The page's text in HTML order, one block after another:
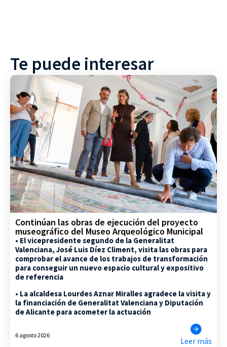
Te puede interesar
Continúan las obras de ejecución del proyecto
museográfico del Museo Arqueológico Municipal
• El vicepresidente segundo de la Generalitat
Valenciana, José Luis Díez Climent, visita las obras para
comprobar el avance de los trabajos de transformación
para conseguir un nuevo espacio cultural y expositivo
de referencia
• La alcaldesa Lourdes Aznar Miralles agradece la visita y
la financiación de Generalitat Valenciana y Diputación
de Alicante para acometer la actuación
6 agosto 2026
Leer más